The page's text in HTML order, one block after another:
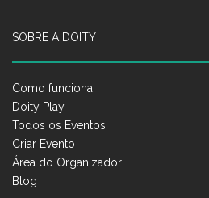
SOBRE A DOITY
Como funciona
Doity Play
Todos os Eventos
Criar Evento
Área do Organizador
Blog